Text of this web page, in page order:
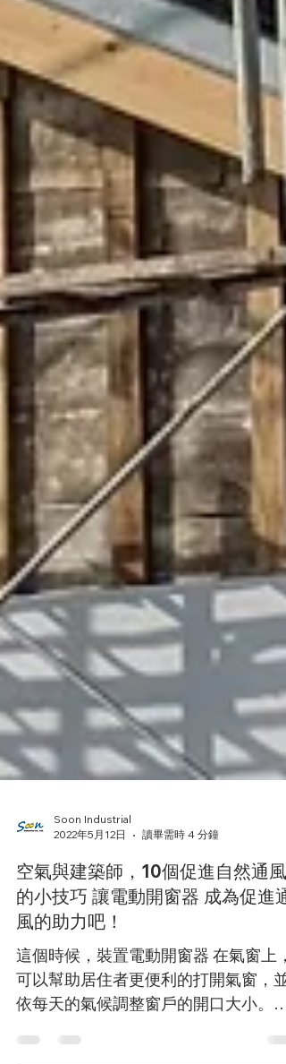
Soon Industrial
2022年5月12日
讀畢需時 4 分鐘
空氣與建築師，10個促進自然通風
的小技巧 讓電動開窗器 成為促進通
風的助力吧！
可以幫助居住者更便利的打開氣窗，並